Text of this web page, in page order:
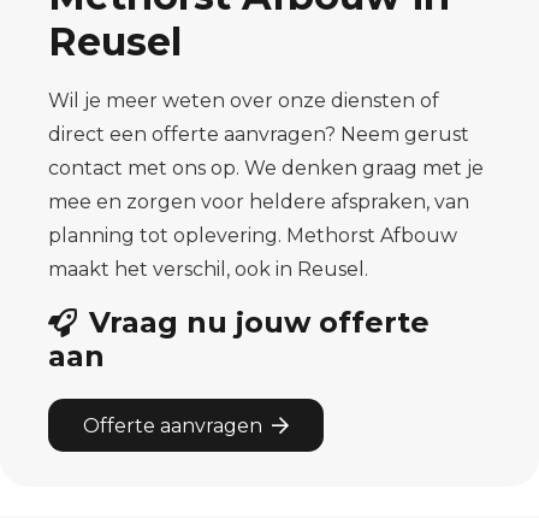
Reusel
Wil je meer weten over onze diensten of
direct een offerte aanvragen? Neem gerust
contact met ons op. We denken graag met je
mee en zorgen voor heldere afspraken, van
planning tot oplevering. Methorst Afbouw
maakt het verschil, ook in Reusel.
Vraag nu jouw offerte
aan
Offerte aanvragen